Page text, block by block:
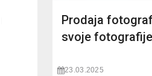
Prodaja
svoje
23.03.2025